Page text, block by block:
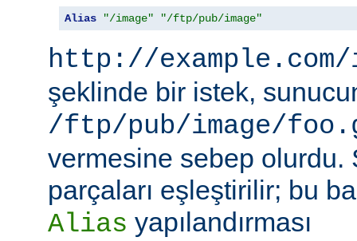
Alias "/image" "/ftp/pub/image"
http://
şeklinde bir istek,
/ftp/pub/image/
vermesine sebep olurdu.
parçaları eşleştirilir; bu
Alias yapılandırması